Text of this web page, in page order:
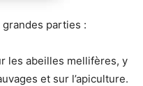
parties :
les abeilles mellifères, y
et sur l’apiculture.